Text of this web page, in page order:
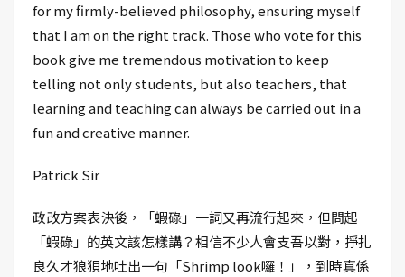
for my firmly-believed philosophy, ensuring myself
that I am on the right track. Those who vote for this
book give me tremendous motivation to keep
telling not only students, but also teachers, that
learning and teaching can always be carried out in a
fun and creative manner.
Patrick Sir
政改方案表決後，「蝦碌」一詞又再流行起來，但問起
「蝦碌」的英文該怎樣講？相信不少人會支吾以對，掙扎
良久才狼狽地吐出一句「Shrimp look囉！」，到時真係